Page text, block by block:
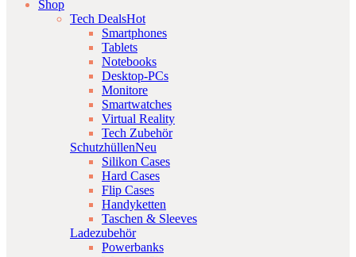
Shop
Tech DealsHot
Smartphones
Tablets
Notebooks
Desktop-PCs
Monitore
Smartwatches
Virtual Reality
Tech Zubehör
SchutzhüllenNeu
Silikon Cases
Hard Cases
Flip Cases
Handyketten
Taschen & Sleeves
Ladezubehör
Powerbanks